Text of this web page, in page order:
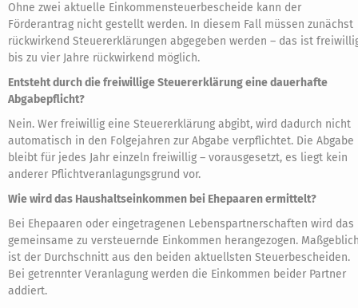
Ohne zwei aktuelle Einkommensteuerbescheide kann der
Förderantrag nicht gestellt werden. In diesem Fall müssen zunächst
rückwirkend Steuererklärungen abgegeben werden – das ist
bis zu vier Jahre rückwirkend möglich.
Entsteht durch die freiwillige Steuererklärung eine dauerhafte
Abgabepflicht?
Nein. Wer freiwillig eine Steuererklärung abgibt, wird dadurch nicht
automatisch in den Folgejahren zur Abgabe verpflichtet. Die Abgabe
bleibt für jedes Jahr einzeln freiwillig – vorausgesetzt, es liegt kein
anderer Pflichtveranlagungsgrund vor.
Wie wird das Haushaltseinkommen bei Ehepaaren ermittelt?
Bei Ehepaaren oder eingetragenen Lebenspartnerschaften wird das
gemeinsame zu versteuernde Einkommen herangezogen.
ist der Durchschnitt aus den beiden aktuellsten Steuerbescheiden.
Bei getrennter Veranlagung werden die Einkommen beider Partner
addiert.